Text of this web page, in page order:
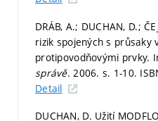
DRÁB, A.; DUCHAN, D.;
rizik spojených s průsaky
protipovodňovými prvky.
správě. 2006. s. 1-10.
Detail
DUCHAN, D. Užití